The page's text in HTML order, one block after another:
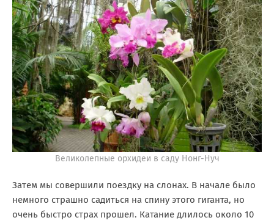
Великолепные орхидеи в саду Нонг-Нуч
Затем мы совершили поездку на слонах. В начале было
немного страшно садиться на спину этого гиганта, но
очень быстро страх прошел. Катание длилось около 10